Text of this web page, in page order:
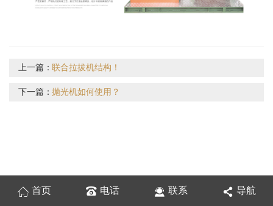
上一篇：联合拉拔机结构！
下一篇：抛光机如何使用？
首页 电话 联系 导航